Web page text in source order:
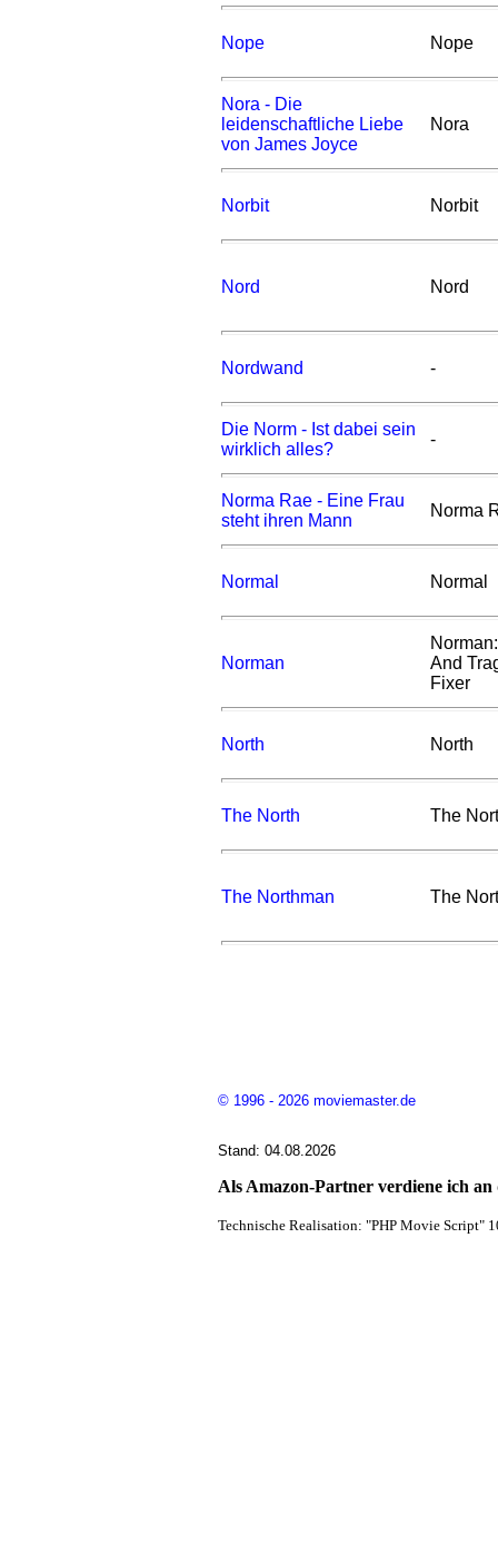
Nope Nope
Nora - Die
leidenschaftliche Liebe
von James Joyce
Nora
Norbit Norbit
Nord Nord
Nordwand -
Die Norm - Ist dabei sein
wirklich alles?
-
Norma Rae - Eine Frau
steht ihren Mann
Norma
Normal Normal
Norman
And
Fixer
North North
The North The
The Northman The
© 1996 - 2026 moviemaster.de
Stand: 04.08.2026
Als Amazon-Partner verdiene ich
Technische Realisation: "PHP Movie Script"